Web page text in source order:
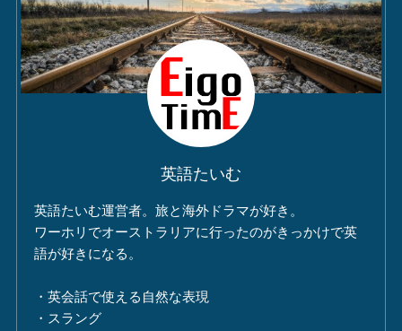
英語たいむ
英語たいむ運営者。旅と海外ドラマが好き。
ワーホリでオーストラリアに行ったのがきっかけで英
語が好きになる。
・英会話で使える自然な表現
・スラング